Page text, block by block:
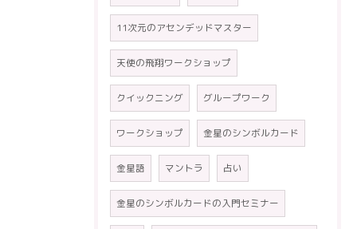
11次元のアセンデッドマスター
天使の飛翔ワークショップ
クイックニング グループワーク
ワークショップ 金星のシンボルカード
金星語 マントラ 占い
金星のシンボルカードの入門セミナー